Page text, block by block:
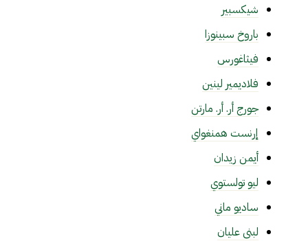
شيكسبير
باروخ سبينوزا
فيثاغورس
فلاديمير لينين
جورج أر. أر. مارتن
إرنست همنغواي
أيمن زيدان
ليو تولستوي
ساديو ماني
لبنى عليان